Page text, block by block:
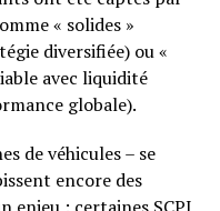
« solides »
diversifiée) ou «
avec liquidité
globale).
de véhicules – se
encore des